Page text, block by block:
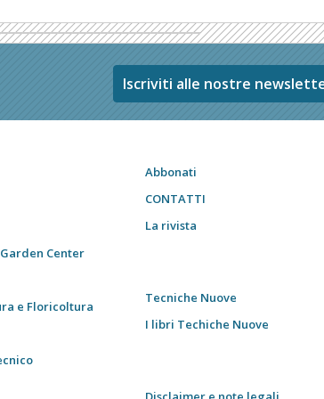
Iscriviti alle nostre
Center
e Floricoltura
Abbonati
CONTATTI
La rivista
Tecniche Nuove
I libri Techiche Nuove